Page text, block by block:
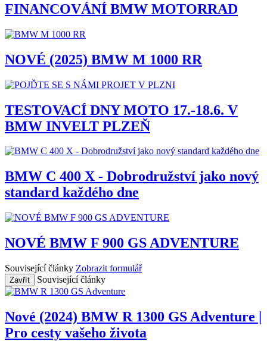
FINANCOVÁNÍ BMW MOTORRAD
NOVÉ (2025) BMW M 1000 RR
TESTOVACÍ DNY MOTO 17.-18.6. V
BMW INVELT PLZEŇ
BMW C 400 X - Dobrodružství jako nový
standard každého dne
NOVÉ BMW F 900 GS ADVENTURE
Související články Zobrazit formulář
Zavřít Související články
Nové (2024) BMW R 1300 GS Adventure |
Pro cesty vašeho života